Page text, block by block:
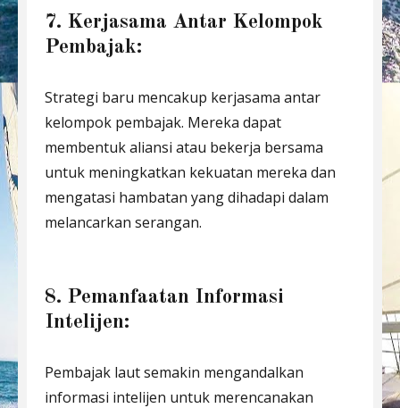
7. Kerjasama Antar Kelompok
Pembajak:
Strategi baru mencakup kerjasama antar
kelompok pembajak. Mereka dapat
membentuk aliansi atau bekerja bersama
untuk meningkatkan kekuatan mereka dan
mengatasi hambatan yang dihadapi dalam
melancarkan serangan.
8. Pemanfaatan Informasi
Intelijen:
Pembajak laut semakin mengandalkan
informasi intelijen untuk merencanakan